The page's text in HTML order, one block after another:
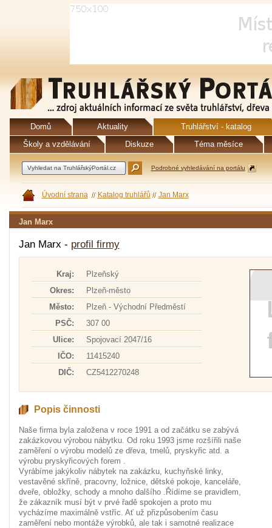
Domů Aktuality
Truhlářství - katalog
Školy a vzdělávání
Diskuze Téma měsíce
Podrobné vyhledávání na portálu
Úvodní strana Katalog truhlářů Jan Marx
Jan Marx
Jan Marx - profil firmy
Kraj:
Plzeňský
Okres:
Plzeň-město
Město:
Plzeň - Východní Předměstí
PSČ:
307 00
Ulice:
Spojovací 2047/16
IČO:
11415240
DIČ:
CZ5412270248
Popis činnosti
Naše firma byla založena v roce 1991 a od začátku se zabývá
zakázkovou výrobou nábytku. Od roku 1993 jsme rozšířili naše
zaměření o výrobu modelů ze dřeva, tmelů, pryskyřic atd. a
výrobu pryskyřicových forem .
Vyrábíme jakýkoliv nábytek na zakázku, kuchyňské linky,
vestavěné skříně, pracovny, ložnice, dětské pokoje, kanceláře,
dveře, obložky, schody a mnoho dalšího .Řídíme se pravidlem,
že zákazník musí být v prvé řadě spokojen a proto mu
vycházíme maximálně vstříc. Ať už přizpůsobením času
zaměření nebo montáže výrobků, ale tak i samotné realizace